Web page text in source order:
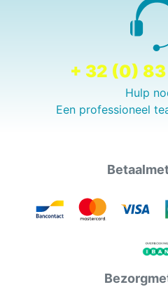
+ 32 (0)
Hulp
Een professioneel